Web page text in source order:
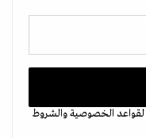
لقواعد الخصوصيةوالشروط